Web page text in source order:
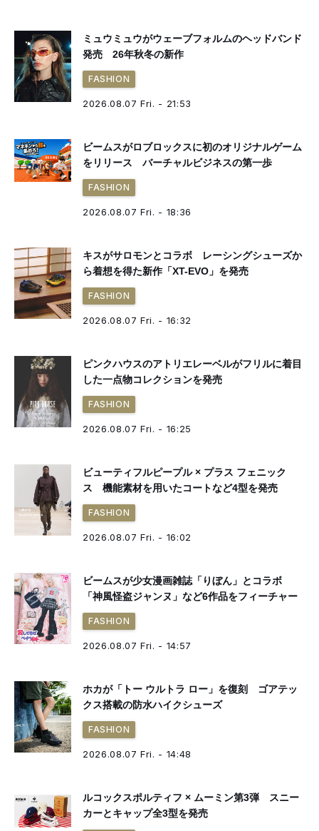
ミュウミュウがウェーブフォルムのヘッドバンド
発売 26年秋冬の新作
FASHION
2026.08.07 Fri. - 21:53
ビームスがロブロックスに初のオリジナルゲーム
をリリース バーチャルビジネスの第一歩
FASHION
2026.08.07 Fri. - 18:36
キスがサロモンとコラボ レーシングシューズか
ら着想を得た新作「XT-EVO」を発売
FASHION
2026.08.07 Fri. - 16:32
ピンクハウスのアトリエレーベルがフリルに着目
した一点物コレクションを発売
FASHION
2026.08.07 Fri. - 16:25
ビューティフルピープル × プラス フェニック
ス 機能素材を用いたコートなど4型を発売
FASHION
2026.08.07 Fri. - 16:02
ビームスが少女漫画雑誌「りぼん」とコラボ
「神風怪盗ジャンヌ」など6作品をフィーチャー
FASHION
2026.08.07 Fri. - 14:57
ホカが「トー ウルトラ ロー」を復刻 ゴアテッ
クス搭載の防水ハイクシューズ
FASHION
2026.08.07 Fri. - 14:48
ルコックスポルティフ × ムーミン第3弾 スニー
カーとキャップ全3型を発売